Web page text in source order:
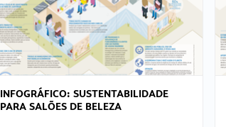
INFOGRÁFICO: SUSTENTABILIDADE
PARA SALÕES DE BELEZA